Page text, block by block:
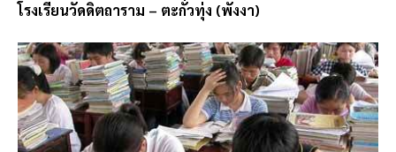
โรงเรียนวัดดิตถาราม – ตะกั่วทุ่ง (พังงา)